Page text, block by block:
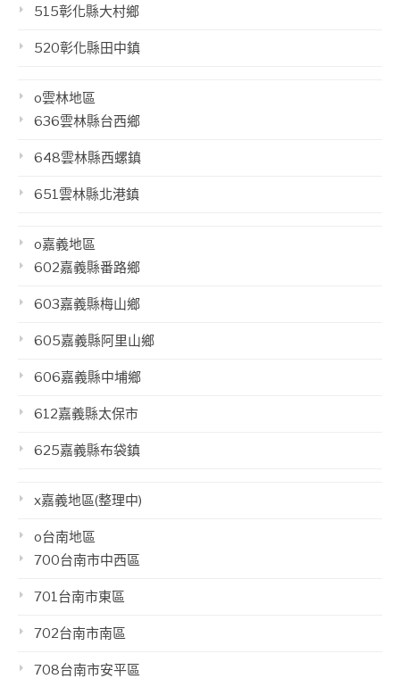
515彰化縣大村鄉
520彰化縣田中鎮
o雲林地區
636雲林縣台西鄉
648雲林縣西螺鎮
651雲林縣北港鎮
o嘉義地區
602嘉義縣番路鄉
603嘉義縣梅山鄉
605嘉義縣阿里山鄉
606嘉義縣中埔鄉
612嘉義縣太保市
625嘉義縣布袋鎮
x嘉義地區(整理中)
o台南地區
700台南市中西區
701台南市東區
702台南市南區
708台南市安平區